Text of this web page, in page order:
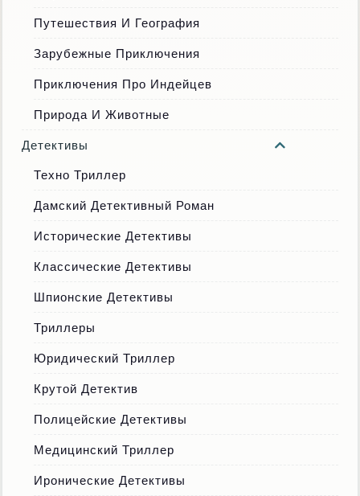
Путешествия И География
Зарубежные Приключения
Приключения Про Индейцев
Природа И Животные
Детективы
Техно Триллер
Дамский Детективный Роман
Исторические Детективы
Классические Детективы
Шпионские Детективы
Триллеры
Юридический Триллер
Крутой Детектив
Полицейские Детективы
Медицинский Триллер
Иронические Детективы